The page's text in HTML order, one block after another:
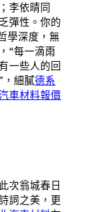
李依晴同
彈性。你的
學深度，無
“每一滴雨
一些人的回
，細膩德系
車材料報價
次翁城春日
詞之美，更